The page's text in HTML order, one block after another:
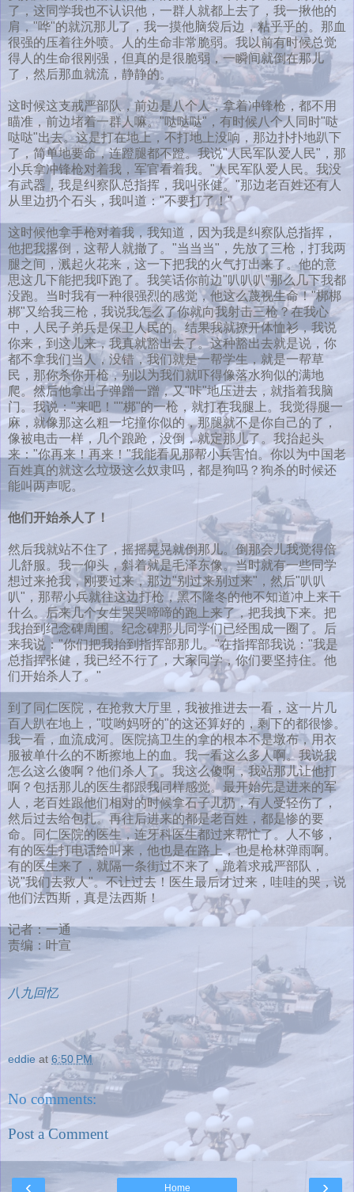
了，这同学我也不认识他，一群人就都上去了，我一揪他的
肩，"哗"的就沉那儿了，我一摸他脑袋后边，粘乎乎的。那血
很强的压着往外喷。人的生命非常脆弱。我以前有时候总觉
得人的生命很刚强，但真的是很脆弱，一瞬间就倒在那儿
了，然后那血就流，静静的。
这时候这支戒严部队，前边是八个人，拿着冲锋枪，都不用
瞄准，前边堵着一群人嘛。"哒哒哒"，有时候八个人同时"哒
哒哒"出去。这是打在地上，不打地上没响，那边扑扑地趴下
了，简单地要命，连蹬腿都不蹬。我说"人民军队爱人民"，那
小兵拿冲锋枪对着我，军官看着我。"人民军队爱人民。我没
有武器，我是纠察队总指挥，我叫张健。"那边老百姓还有人
从里边扔个石头，我叫道："不要打了！"
这时候他拿手枪对着我，我知道，因为我是纠察队总指挥，
他把我撂倒，这帮人就撤了。"当当当"，先放了三枪，打我两
腿之间，溅起火花来，这一下把我的火气打出来了。他的意
思这几下能把我吓跑了。我笑话你前边"叭叭叭"那么几下我都
没跑。当时我有一种很强烈的感觉，他这么蔑视生命！"梆梆
梆"又给我三枪，我说我怎么了你就向我射击三枪？在我心
中，人民子弟兵是保卫人民的。结果我就撩开体恤衫，我说
你来，到这儿来，我真就豁出去了。这种豁出去就是说，你
都不拿我们当人，没错，我们就是一帮学生，就是一帮草
民，那你杀你开枪，别以为我们就吓得像落水狗似的满地
爬。然后他拿出子弹蹭一蹭，又"咔"地压进去，就指着我脑
门。我说："来吧！""梆"的一枪，就打在我腿上。我觉得腿一
麻，就像那这么粗一坨撞你似的，那腿就不是你自己的了，
像被电击一样，几个踉跄，没倒，就定那儿了。我抬起头
来："你再来！再来！"我能看见那帮小兵害怕。你以为中国老
百姓真的就这么垃圾这么奴隶吗，都是狗吗？狗杀的时候还
能叫两声呢。
他们开始杀人了！
然后我就站不住了，摇摇晃晃就倒那儿。倒那会儿我觉得倍
儿舒服。我一仰头，斜着就是毛泽东像。当时就有一些同学
想过来抢我，刚要过来，那边"别过来别过来"，然后"叭叭
叭"，那帮小兵就往这边打枪，黑不隆冬的他不知道冲上来干
什么。后来几个女生哭哭啼啼的跑上来了，把我拽下来。把
我抬到纪念碑周围。纪念碑那儿同学们已经围成一圈了。后
来我说："你们把我抬到指挥部那儿。"在指挥部我说："我是
总指挥张健，我已经不行了，大家同学，你们要坚持住。他
们开始杀人了。"
到了同仁医院，在抢救大厅里，我被推进去一看，这一片几
百人趴在地上，"哎哟妈呀的"的这还算好的，剩下的都很惨。
我一看，血流成河。医院搞卫生的拿的根本不是墩布，用衣
服被单什么的不断擦地上的血。我一看这么多人啊。我说我
怎么这么傻啊？他们杀人了。我这么傻啊，我站那儿让他打
啊？包括那儿的医生都跟我同样感觉。最开始先是进来的军
人，老百姓跟他们相对的时候拿石子儿扔，有人受轻伤了，
然后过去给包扎。再往后进来的都是老百姓，都是惨的要
命。同仁医院的医生，连牙科医生都过来帮忙了。人不够，
有的医生打电话给叫来，他也是在路上，也是枪林弹雨啊。
有的医生来了，就隔一条街过不来了，跪着求戒严部队，
说"我们去救人"。不让过去！医生最后才过来，哇哇的哭，说
他们法西斯，真是法西斯！
记者：一通
责编：叶宣
八九回忆
eddie at 6:50 PM
No comments:
Post a Comment
‹ ›
Home